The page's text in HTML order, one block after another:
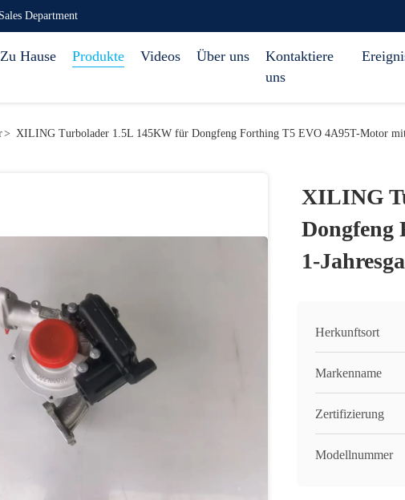
Department
Zu Hause Produkte Videos Über uns
Kontaktiere
uns
> XILING Turbolader 1.5L 145KW für Dongfeng Forthing T5 EVO 4A95T-Motor mit
XILING
Dongfeng
1-
Herkunftsort
Markenname
Zertifizierung
Modellnummer